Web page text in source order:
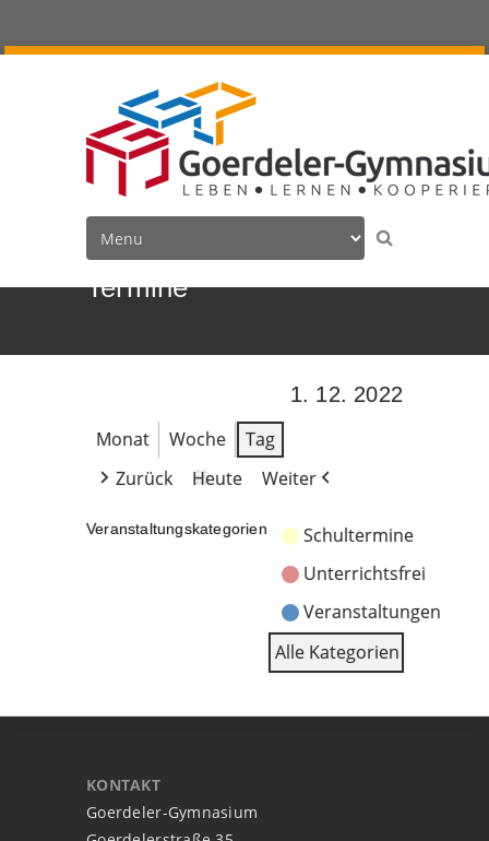
Termine
1. 12. 2022
Monat
Woche
Tag
Zurück
Heute Weiter
Veranstaltungskategorien
Schultermine
Unterrichtsfrei
Veranstaltungen
Alle Kategorien
KONTAKT
Goerdeler-Gymnasium